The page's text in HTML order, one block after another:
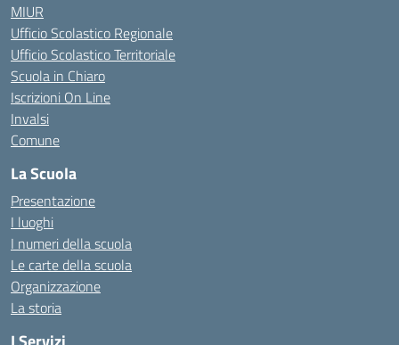
MIUR
Ufficio Scolastico Regionale
Ufficio Scolastico Territoriale
Scuola in Chiaro
Iscrizioni On Line
Invalsi
Comune
La Scuola
Presentazione
I luoghi
I numeri della scuola
Le carte della scuola
Organizzazione
La storia